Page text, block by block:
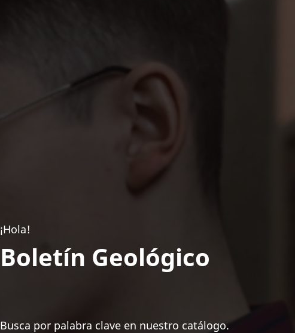
¡Hola!
Boletín Geológico
Busca por palabra clave en nuestro catálogo.